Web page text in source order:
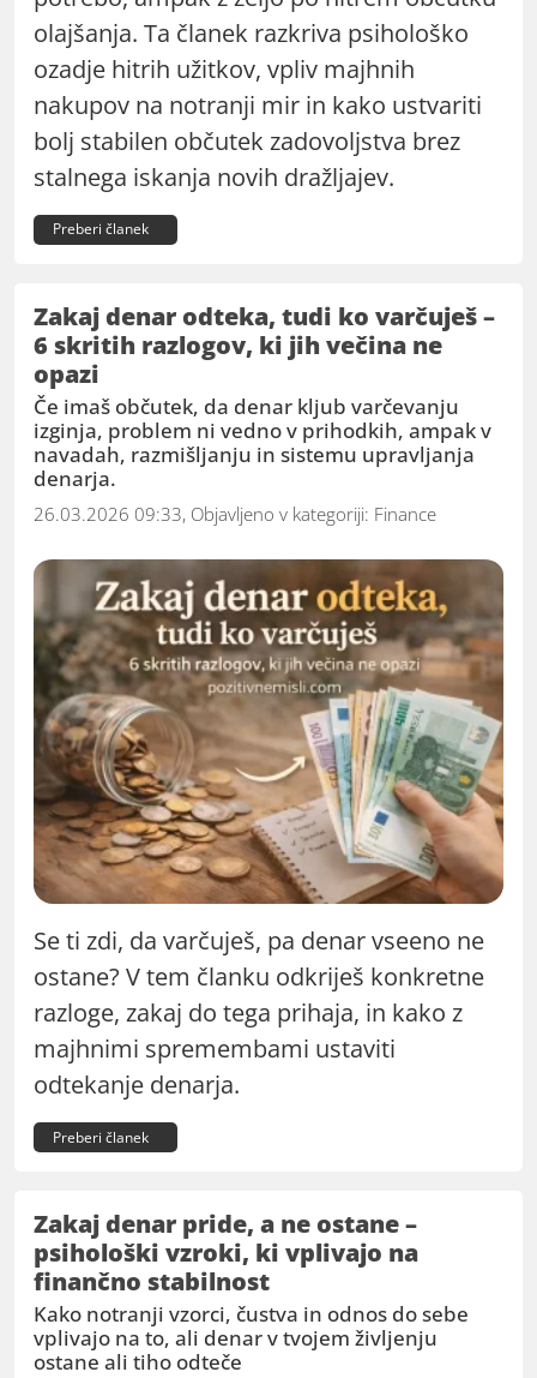
olajšanja. Ta članek razkriva psihološko
ozadje hitrih užitkov, vpliv majhnih
nakupov na notranji mir in kako ustvariti
bolj stabilen občutek zadovoljstva brez
stalnega iskanja novih dražljajev.
Preberi članek
Zakaj denar odteka, tudi ko varčuješ –
6 skritih razlogov, ki jih večina ne
opazi
Če imaš občutek, da denar kljub varčevanju
izginja, problem ni vedno v prihodkih, ampak v
navadah, razmišljanju in sistemu upravljanja
denarja.
26.03.2026 09:33, Objavljeno v kategoriji: Finance
Se ti zdi, da varčuješ, pa denar vseeno ne
ostane? V tem članku odkriješ konkretne
razloge, zakaj do tega prihaja, in kako z
majhnimi spremembami ustaviti
odtekanje denarja.
Preberi članek
Zakaj denar pride, a ne ostane –
psihološki vzroki, ki vplivajo na
finančno stabilnost
Kako notranji vzorci, čustva in odnos do sebe
vplivajo na to, ali denar v tvojem življenju
ostane ali tiho odteče